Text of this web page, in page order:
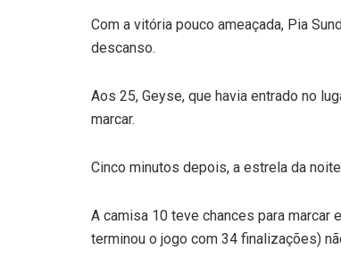
Com a vitória pouco ameaçada, Pia
descanso.
Aos 25, Geyse, que havia entrado no
marcar.
Cinco minutos depois, a estrela da
A camisa 10 teve chances para
terminou o jogo com 34 finalizações)